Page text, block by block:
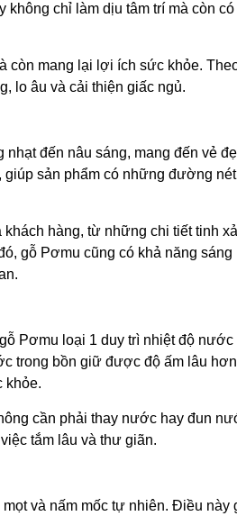
chỉ làm dịu tâm trí mà còn
còn mang lại lợi ích sức khỏe.
lo âu và cải thiện giấc ngủ.
đến nâu sáng, mang đến vẻ
sản phẩm có những đường
hàng, từ những chi tiết tinh
gỗ Pơmu cũng có khả năng
Pơmu loại 1 duy trì nhiệt độ
trong bồn giữ được độ ấm lâu
khỏe.
cần phải thay nước hay đun
tắm lâu và thư giãn.
và nấm mốc tự nhiên. Điều này